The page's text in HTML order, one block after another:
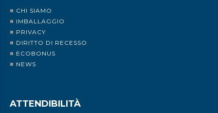
CHI SIAMO
IMBALLAGGIO
PRIVACY
DIRITTO DI RECESSO
ECOBONUS
NEWS
ATTENDIBILITÀ